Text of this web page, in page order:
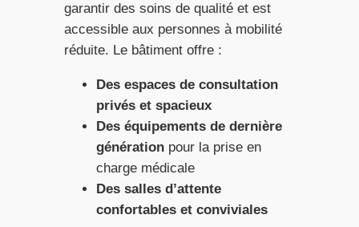
garantir des soins de qualité et est
accessible aux personnes à mobilité
réduite. Le bâtiment offre :
Des espaces de consultation
privés et spacieux
Des équipements de dernière
générationpour la prise en
charge médicale
Des salles d’attente
confortables et conviviales